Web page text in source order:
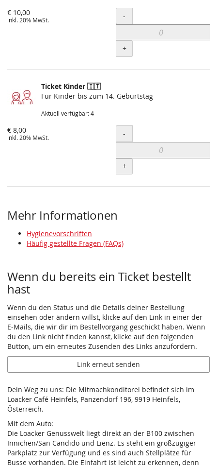
€ 10,00
inkl. 20% MwSt. Menge
-
+
Ticket Kinder 🇮🇹
Für Kinder bis zum 14. Geburtstag
Aktuell verfügbar: 4
€ 8,00
inkl. 20% MwSt. Menge
-
+
Mehr Informationen
Hygienevorschriften
Häufig gestellte Fragen (FAQs)
Wenn du bereits ein Ticket bestellt
hast
Wenn du den Status und die Details deiner Bestellung
einsehen oder ändern willst, klicke auf den Link in einer der
E-Mails, die wir dir im Bestellvorgang geschickt haben. Wenn
du den Link nicht finden kannst, klicke auf den folgenden
Button, um ein erneutes Zusenden des Links anzufordern.
Link erneut senden
Dein Weg zu uns: Die Mitmachkonditorei befindet sich im
Loacker Café Heinfels, Panzendorf 196, 9919 Heinfels,
Österreich.
Mit dem Auto:
Die Loacker Genusswelt liegt direkt an der B100 zwischen
Innichen/San Candido und Lienz. Es steht ein großzügiger
Parkplatz zur Verfügung und es sind auch Stellplätze für
Busse vorhanden. Die Einfahrt ist leicht zu erkennen, denn